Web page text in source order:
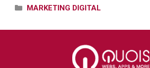
Categorías
MARKETING DIGITAL